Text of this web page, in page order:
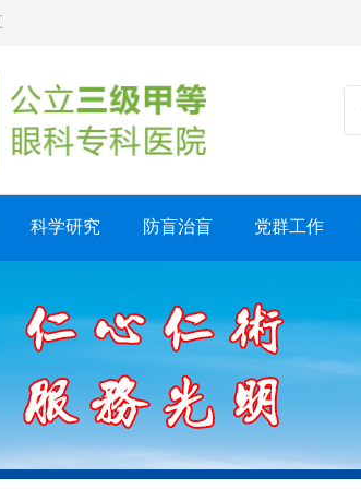
科学研究 防盲治盲 党群工作